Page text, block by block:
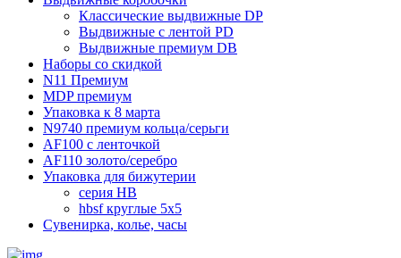
Классические выдвижные DP
Выдвижные с лентой PD
Выдвижные премиум DB
Наборы со скидкой
N11 Премиум
MDP премиум
Упаковка к 8 марта
N9740 премиум кольца/серьги
AF100 с ленточкой
AF110 золото/серебро
Упаковка для бижутерии
серия HB
hbsf круглые 5x5
Сувенирка, колье, часы